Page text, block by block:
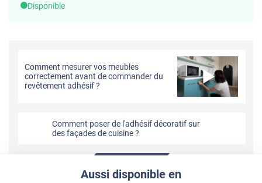
Disponible
Comment mesurer vos meubles
correctement avant de commander du
revêtement adhésif ?
Comment poser de l'adhésif décoratif sur
des façades de cuisine ?
Aussi disponible en